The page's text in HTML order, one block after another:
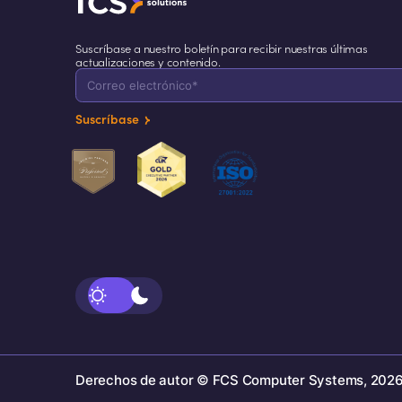
Suscríbase a nuestro boletín para recibir nuestras últimas
actualizaciones y contenido.
Suscríbase
Derechos de autor © FCS Computer Systems,